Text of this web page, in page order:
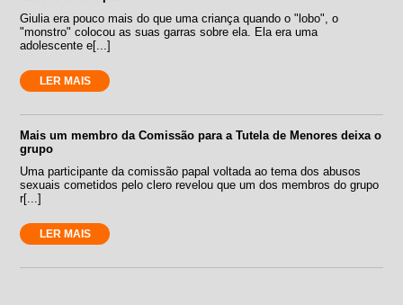
Giulia era pouco mais do que uma criança quando o "lobo", o
"monstro" colocou as suas garras sobre ela. Ela era uma
adolescente e[...]
LER MAIS
Mais um membro da Comissão para a Tutela de Menores deixa o
grupo
Uma participante da comissão papal voltada ao tema dos abusos
sexuais cometidos pelo clero revelou que um dos membros do grupo
r[...]
LER MAIS